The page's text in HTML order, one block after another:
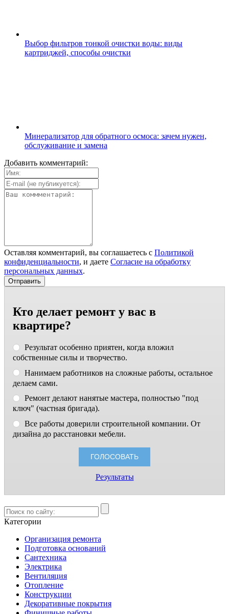
Выбор фильтров тонкой очистки воды: виды
картриджей, способы очистки
Минерализатор для обратного осмоса: зачем нужен,
обслуживание и замена
Добавить комментарий:
Оставляя комментарий, вы соглашаетесь с Политикой
конфиденциальности, и даете Согласие на обработку
персональных данных.
Кто делает ремонт у вас в
квартире?
Результат особенно приятен, когда вложил
собственные силы и творчество.
Нанимаем работников на сложные работы, остальное
делаем сами.
Ремонт делают нанятые мастера, полностью "под
ключ" (частная бригада).
Все работы доверили строительной компании. От
дизайна до расстановки мебели.
Результаты
Категории
Организация ремонта
Подготовка оснований
Сантехника
Электрика
Вентиляция
Отопление
Конструкции
Декоративные покрытия